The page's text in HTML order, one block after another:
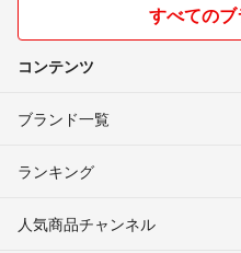
すべての
コンテンツ
ブランド一覧
ランキング
人気商品チャンネル